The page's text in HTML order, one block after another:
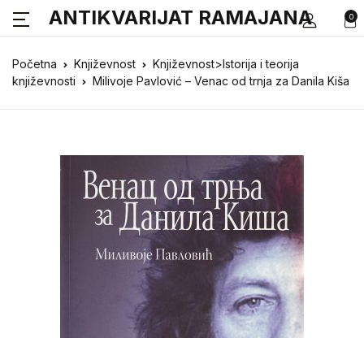
0
ANTIKVARIJAT RAMAJANA
Početna Književnost
Književnost>Istorija i teorija
književnosti
Milivoje Pavlović – Venac od trnja za Danila Kiša